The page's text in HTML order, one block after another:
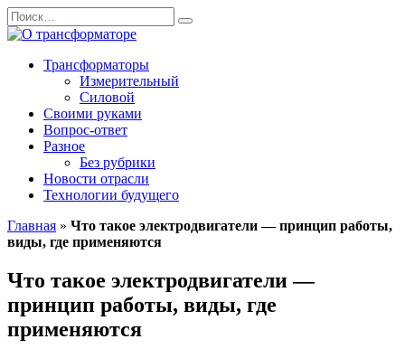
Перейти
к
содержанию
Search
for:
Трансформаторы
Измерительный
Силовой
Своими руками
Вопрос-ответ
Разное
Без рубрики
Новости отрасли
Технологии будущего
Главная » Что такое электродвигатели — принцип работы,
виды, где применяются
Что такое электродвигатели —
принцип работы, виды, где
применяются